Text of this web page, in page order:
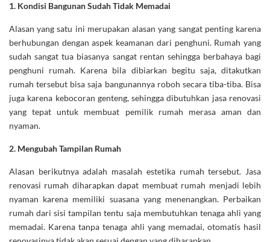
1. Kondisi Bangunan Sudah Tidak Memadai
Alasan yang satu ini merupakan alasan yang sangat penting karena
berhubungan dengan aspek keamanan dari penghuni. Rumah yang
sudah sangat tua biasanya sangat rentan sehingga berbahaya bagi
penghuni rumah. Karena bila dibiarkan begitu saja, ditakutkan
rumah tersebut bisa saja bangunannya roboh secara tiba-tiba. Bisa
juga karena kebocoran genteng, sehingga dibutuhkan jasa renovasi
yang tepat untuk membuat pemilik rumah merasa aman dan
nyaman.
2. Mengubah Tampilan Rumah
Alasan berikutnya adalah masalah estetika rumah tersebut. Jasa
renovasi rumah diharapkan dapat membuat rumah menjadi lebih
nyaman karena memiliki suasana yang menenangkan. Perbaikan
rumah dari sisi tampilan tentu saja membutuhkan tenaga ahli yang
memadai. Karena tanpa tenaga ahli yang memadai, otomatis hasil